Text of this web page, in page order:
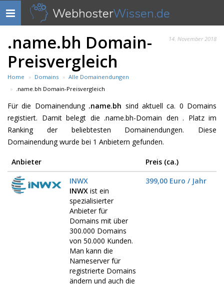
Navigation
anzeigen
WebhosterWissen.de
14. November 2018
.name.bh Domain-
Preisvergleich
Home Domains
Alle Domainendungen
.name.bh Domain-Preisvergleich
Für die Domainendung .name.bh sind aktuell ca. 0 Domains
registiert. Damit belegt die .name.bh-Domain den . Platz im
Ranking der beliebtesten Domainendungen. Diese
Domainendung wurde bei 1 Anbietern gefunden.
Anbieter
Preis (ca.)
INWX
INWX ist ein
spezialisierter
Anbieter für
Domains mit über
300.000 Domains
von 50.000 Kunden.
Man kann die
Nameserver für
registrierte Domains
ändern und auch die
399,00 Euro / Jahr